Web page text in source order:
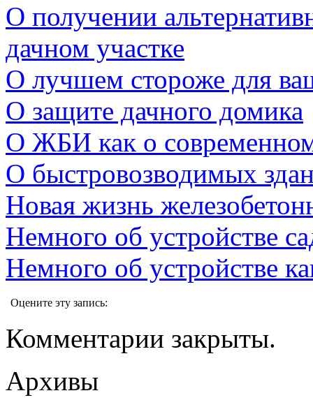
О получении
дачном участке
О лучшем стороже для
О защите дачного домика
О ЖБИ как о
О быстровозводимых
Новая жизнь
Немного об устройстве
Немного об устройстве
Оцените эту запись:
Комментарии закрыты.
Архивы